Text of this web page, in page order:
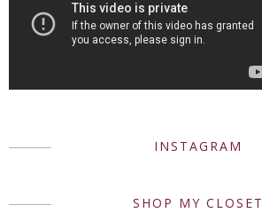
INSTAGRAM
SHOP MY CLOSET